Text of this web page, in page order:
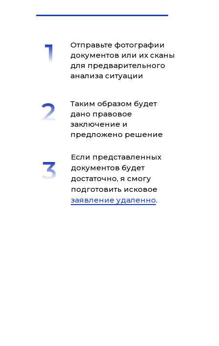
Отправьте фотографии
документов или их сканы
для предварительного
анализа ситуации
Таким образом будет
дано правовое
заключение и
предложено решение
Если представленных
документов будет
достаточно, я смогу
подготовить исковое
заявление удаленно.